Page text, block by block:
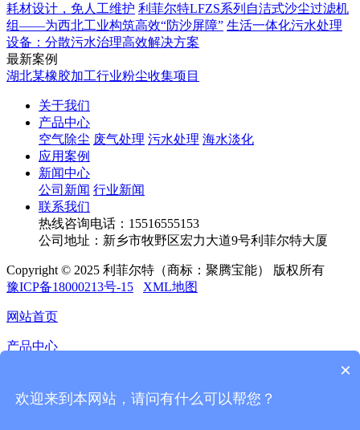
耗材设计，免人工维护 利菲尔特LFZS系列自洁式沙尘过滤机
组——为西北工业构筑高效“防沙屏障” 生活一体化污水处理
设备：分散污水治理高效解决方案
最新案例
湖北某橡胶加工行业粉尘收集项目
关于我们
产品中心
空气除尘 废气处理 污水处理 海水淡化
应用案例
新闻中心
公司新闻 行业新闻
联系我们
热线咨询电话： 15516555153
公司地址：新乡市牧野区宏力大道9号利菲尔特大厦
Copyright © 2025 利菲尔特（商标：聚腾宝能） 版权所有
豫ICP备18000213号-15
XML地图
网站首页
产品中心
新闻中心
×
欢迎来到本网站，请问有什么可以帮您？